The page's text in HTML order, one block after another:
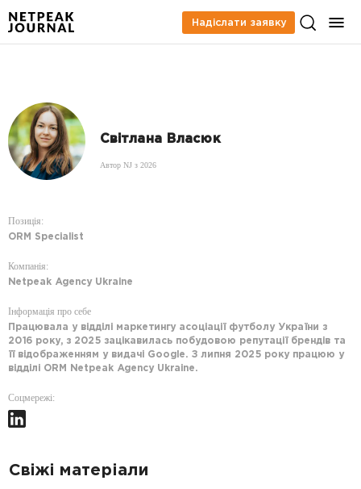
Надіслати заявку
Світлана Власюк
Автор NJ з 2026
Позиція:
ORM Specialist
Компанія:
Netpeak Agency Ukraine
Інформація про себе
Працювала у відділі маркетингу асоціації футболу України з
2016 року, з 2025 зацікавилась побудовою репутації брендів та
її відображенням у видачі Google. З липня 2025 року працюю у
відділі ORM Netpeak Agency Ukraine.
Соцмережі:
Свіжі матеріали